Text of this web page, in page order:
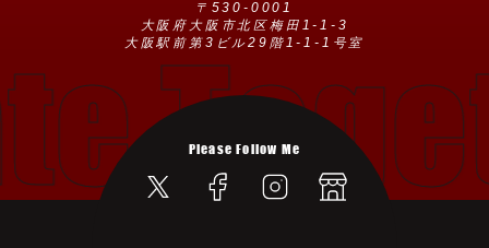
〒530-0001
大阪府大阪市北区梅田1-1-3
大阪駅前第3ビル29階1-1-1号室
Please Follow Me